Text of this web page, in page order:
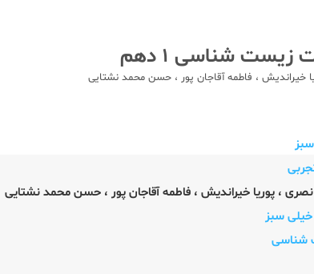
شناسی 1 دهم
خیراندیش ، فاطمه آقاجان پور ، حسن محمد نشتایی
، پوریا خیراندیش ، فاطمه آقاجان پور ، حسن محمد نشتایی
سبز
شناسی